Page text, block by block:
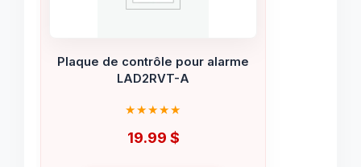
Plaque de contrôle pour alarme
LAD2RVT-A
19.99 $